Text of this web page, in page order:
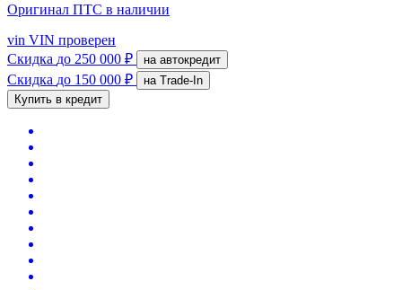
Оригинал ПТС в наличии
vin VIN проверен
Скидка до 250 000 ₽ на автокредит
Скидка до 150 000 ₽
на Trade-In
Купить в кредит